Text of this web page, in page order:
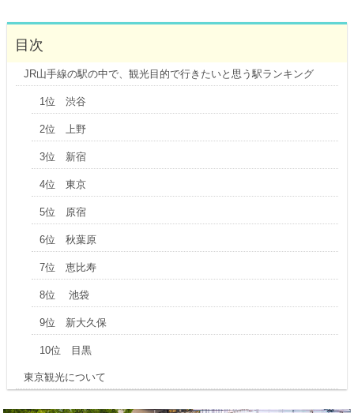
目次
JR山手線の駅の中で、観光目的で行きたいと思う駅ランキング
1位 渋谷
2位 上野
3位 新宿
4位 東京
5位 原宿
6位 秋葉原
7位 恵比寿
8位 池袋
9位 新大久保
10位 目黒
東京観光について